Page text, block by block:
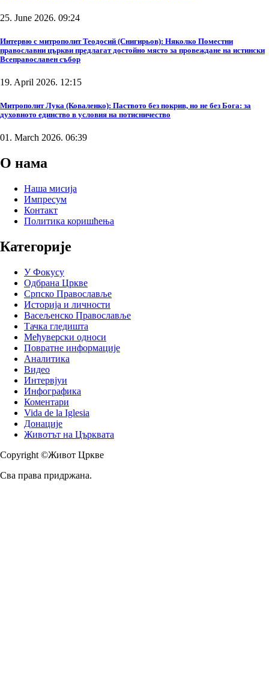
25. June 2026. 09:24
Интервю с митрополит Теодосий (Снигирьов): Няколко Поместни
православни църкви предлагат достойно място за провеждане на истински
Всеправославен събор
19. April 2026. 12:15
Митрополит Лука (Коваленко): Паството без покрив, но не без Бога: за
духовното единство в условия на потисничество
01. March 2026. 06:39
О нама
Наша мисија
Импресум
Контакт
Политика коришћења
Категорије
У Фокусу
Одбрана Цркве
Српско Православље
Историја и личности
Васељенско Православље
Тачка гледишта
Међуверски односи
Повратне информације
Аналитика
Видео
Интервјуи
Инфографика
Коментари
Vida de la Iglesia
Донације
Животът на Църквата
Copyright ©Живот Цркве
Сва права придржана.